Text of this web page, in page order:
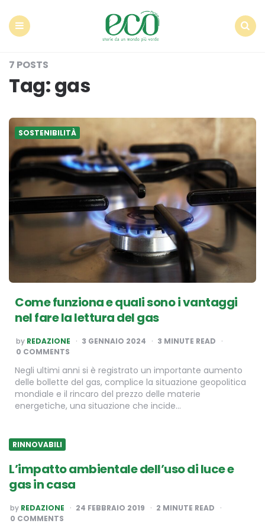
7 POSTS
Tag:gas
SOSTENIBILITÀ
Come funziona e quali sono i vantaggi
nel fare la lettura del gas
POSTED
BY
by REDAZIONE 3 GENNAIO 2024 3 MINUTE READ
0 COMMENTS
Negli ultimi anni si è registrato un importante aumento
delle bollette del gas, complice la situazione geopolitica
mondiale e il rincaro del prezzo delle materie
energetiche, una situazione che incide…
RINNOVABILI
L’impatto ambientale dell’uso di luce e
gas in casa
POSTED
BY
by REDAZIONE 24 FEBBRAIO 2019 2 MINUTE READ
0 COMMENTS